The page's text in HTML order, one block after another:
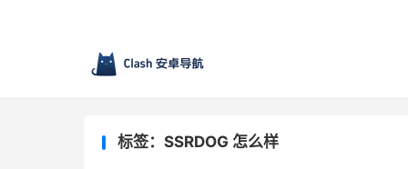
标签：SSRDOG 怎么样